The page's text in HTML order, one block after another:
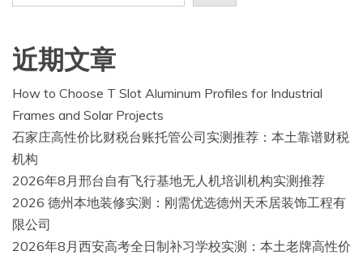
近期文章
How to Choose T Slot Aluminum Profiles for Industrial
Frames and Solar Projects
石家庄高性价比财税台账托管公司实测推荐：本土靠谱财税
机构
2026年8月邢台自有飞行基地无人机培训机构实测推荐
2026 德州本地装修实测：刚需优选德州天禾居装饰工程有
限公司
2026年8月西安高考全日制补习学校实测：本土老牌高性价